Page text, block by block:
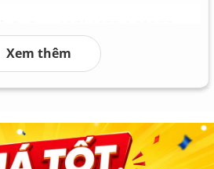
4 -Ram 32Gb/ SSD 2.000GB
6Ram 128Gb/ SSD 8.000GB
Xem thêm